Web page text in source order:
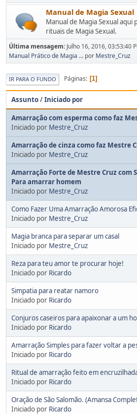
Manual de Magia Sexual
Manual de Magia Sexual
rituais de Magia Sexual.
Última mensagem: Julho 16, 2016, 03:53:40
Manual Prático de Magia ... por Mestre_Cruz
IR PARA O FUNDO Páginas 1
Assunto/Iniciado por
Amarração com esperma como faz
Iniciado por Mestre_Cruz
Amarração de cinza como faz Mestre
Iniciado por Mestre_Cruz
Amarração Forte de Mestre Cruz com
Para amarrar homem
Iniciado por Mestre_Cruz
Como Fazer Uma Amarração Amorosa
Iniciado por Mestre_Cruz
Magia branca para separar um casal
Iniciado por Mestre_Cruz
Reza para teu amor te procurar hoje!
Iniciado por Ricardo
Simpatia para reatar namoro
Iniciado por Ricardo
Conjuros caseiros para apaixonar a um
Iniciado por Ricardo
Amarração Simples para fazer voltar a
Iniciado por Ricardo
Ritual de amarração feito em
Iniciado por Ricardo
Oração de São Salomão. (Amansa
Iniciado por Ricardo